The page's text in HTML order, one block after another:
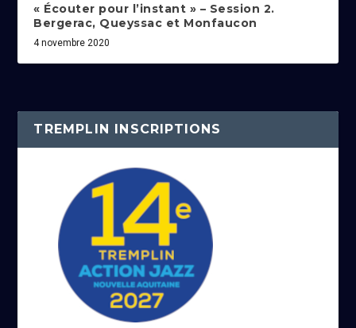
« Écouter pour l’instant » – Session 2.
Bergerac, Queyssac et Monfaucon
4 novembre 2020
TREMPLIN INSCRIPTIONS